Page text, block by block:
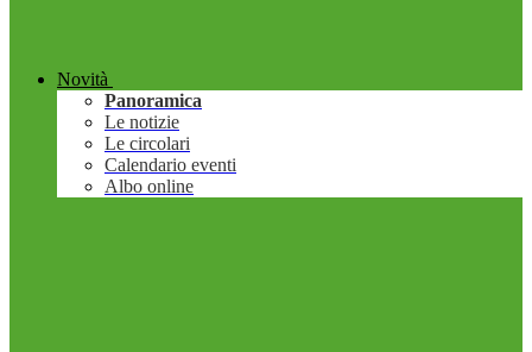
Novità
Panoramica
Le notizie
Le circolari
Calendario eventi
Albo online